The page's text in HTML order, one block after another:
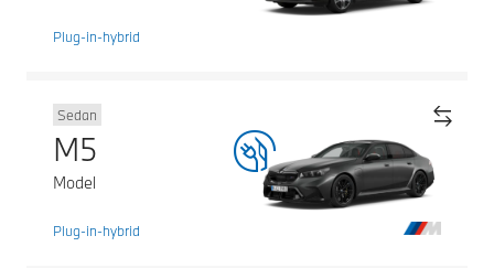
Plug-in-hybrid
Sedan
M5
Model
Plug-in-hybrid